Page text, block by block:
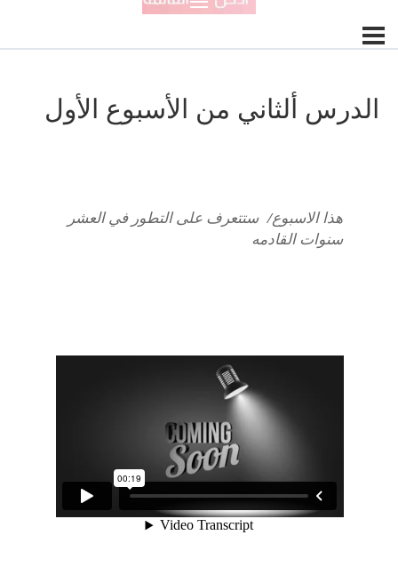
الدرس ألثاني من الأسبوع الأول
هذا الاسبوع/ ستتعرف على التطور في العشر
سنوات القادمه